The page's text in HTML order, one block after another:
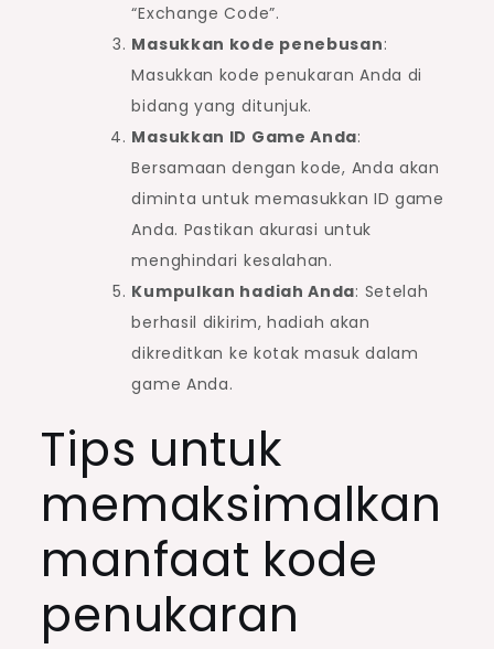
“Exchange Code”.
Masukkan kode penebusan:
Masukkan kode penukaran Anda di
bidang yang ditunjuk.
Masukkan ID Game Anda:
Bersamaan dengan kode, Anda akan
diminta untuk memasukkan ID game
Anda. Pastikan akurasi untuk
menghindari kesalahan.
Kumpulkan hadiah Anda: Setelah
berhasil dikirim, hadiah akan
dikreditkan ke kotak masuk dalam
game Anda.
Tips untuk
memaksimalkan
manfaat kode
penukaran